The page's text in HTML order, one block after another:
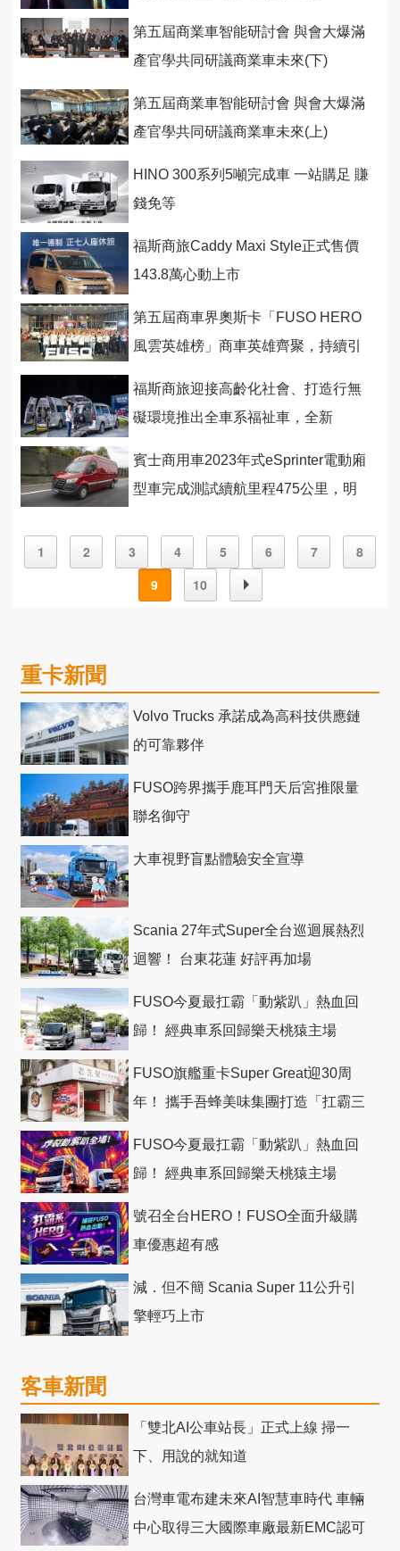
第五屆商業車智能研討會 與會大爆滿
產官學共同研議商業車未來(下)
第五屆商業車智能研討會 與會大爆滿
產官學共同研議商業車未來(上)
HINO 300系列5噸完成車 一站購足 賺
錢免等
福斯商旅Caddy Maxi Style正式售價
143.8萬心動上市
第五屆商車界奧斯卡「FUSO HERO
風雲英雄榜」商車英雄齊聚，持續引
福斯商旅迎接高齡化社會、打造行無
礙環境推出全車系福祉車，全新
賓士商用車2023年式eSprinter電動廂
型車完成測試續航里程475公里，明
1 2 3 4 5 6 7
8
9
10
重卡新聞
Volvo Trucks 承諾成為高科技供應鏈
的可靠夥伴
FUSO跨界攜手鹿耳門天后宮推限量
聯名御守
大車視野盲點體驗安全宣導
Scania 27年式Super全台巡迴展熱烈
迴響！ 台東花蓮 好評再加場
FUSO今夏最扛霸「動紫趴」熱血回
歸！ 經典車系回歸樂天桃猿主場
FUSO旗艦重卡Super Great迎30周
年！ 攜手吾蜂美味集團打造「扛霸三
FUSO今夏最扛霸「動紫趴」熱血回
歸！ 經典車系回歸樂天桃猿主場
號召全台HERO！FUSO全面升級購
車優惠超有感
減．但不簡 Scania Super 11公升引
擎輕巧上市
客車新聞
「雙北AI公車站長」正式上線 掃一
下、用說的就知道
台灣車電布建未來AI智慧車時代 車輛
中心取得三大國際車廠最新EMC認可